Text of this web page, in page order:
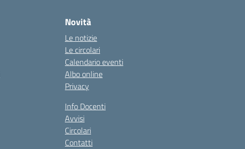
Novità
Le notizie
Le circolari
Calendario eventi
Albo online
Privacy
Info Docenti
Avvisi
Circolari
Contatti